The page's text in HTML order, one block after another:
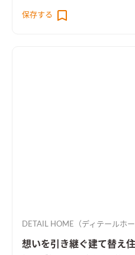
保存する
DETAIL HOME（ディテールホー
想いを引き継ぐ建て替え